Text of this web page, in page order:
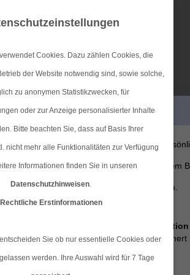
VORSORGE & KAPITAL
BERATUNG GEWÜNSCHT?
Beratung
Berater
direkt.de
Ich verzichte auf eine
Beratung und möchte mit dem
der Seite fortfahren.
Erstinformation
gelesen und gespeichert
Cookies. Dazu zählen Cookies, die
der Website notwendig sind, sowie solche,
zu anonymen Statistikzwecken, für
oder zur Anzeige personalisierter Inhalte
Bitte beachten Sie, dass auf Basis Ihrer
nicht mehr alle Funktionalitäten zur Verfügung
Informationen finden Sie in unseren
Datenschutzhinweisen.
Rechtliche Erstinformationen
Sie ob nur essentielle Cookies oder
werden. Ihre Auswahl wird für 7 Tage